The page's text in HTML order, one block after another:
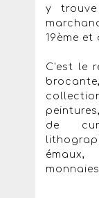
y
19ème et
C'est le
de
émaux,